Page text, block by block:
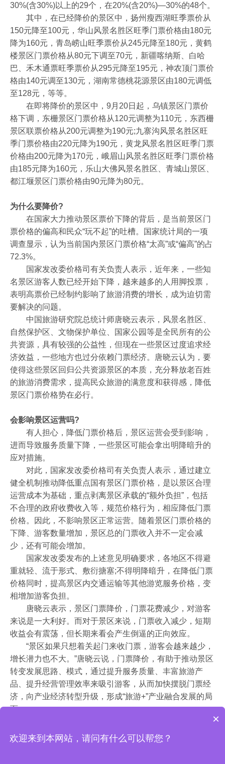
30%(含30%)以上的29个，在20%(含20%)—30%的48个。
其中，在已经降价的景区中，扬州瘦西湖旺季票价从
150元降至100元，华山风景名胜区旺季门票价格由180元
降为160元，青岛崂山旺季票价从245元降至180元，黄鹤
楼景区门票价格从80元下调至70元，新疆喀纳斯、白哈
巴、禾木通票旺季票价从295元降至195元，神农顶门票价
格由140元调至130元，湖南常德桃花源景区由180元调低
至128元，等等。
在即将降价的景区中，9月20日起，乌镇景区门票价
格下调，东栅景区门票价格从120元调整为110元，东西栅
景区联票价格从200元调整为190元;九寨沟风景名胜区旺
季门票价格由220元降为190元，黄龙风景名胜区旺季门票
价格由200元降为170元，峨眉山风景名胜区旺季门票价格
由185元降为160元，乐山大佛风景名胜区、青城山景区、
都江堰景区门票价格由90元降为80元。
为什么要降价?
在国家大力推动景区票价下降的背后，是当前景区门
票价格的偏高和民众“玩不起”的吐槽。国家统计局的一项
调查显示，认为当前国内景区门票价格“太高”或“偏高”的占
72.3%。
国家发改委价格司有关负责人表示，近年来，一些知
名景区游客人数已经开始下降，越来越多的人用脚投票，
表明高票价已经制约影响了旅游消费的增长，成为迫切需
要解决的问题。
中国旅游研究院总统计师唐晓云表示，风景名胜区、
自然保护区、文物保护单位、国家公园等是全民所有的公
共资源，具有较强的公益性，但现在一些景区过度追求经
济效益，一些地方也过分依赖门票经济。唐晓云认为，要
使得这些景区回归公共资源景区的本质，充分释放老百姓
的旅游消费需求，提高民众旅游的满意度和获得感，降低
景区门票价格势在必行。
会影响景区运营吗?
有人担心，降低门票价格后，景区运营会受到影响，
进而导致服务质量下降，一些景区可能会拿出明降暗升的
应对措施。
对此，国家发改委价格司有关负责人表示，通过建立
健全机制推动降低重点国有景区门票价格，是以景区合理
运营成本为基础，重点剥离景区承载的“额外负担”，包括
不合理的政府收费收入等，规范价格行为，相应降低门票
价格。因此，不影响景区正常运营。随着景区门票价格的
下降、游客数量增加，景区总的门票收入并不一定会减
少，还有可能会增加。
国家发改委发布的上述意见明确要求，各地区不得避
重就轻、流于形式、敷衍搪塞;不得明降暗升，在降低门票
价格同时，提高景区内交通运输等其他游览服务价格，变
相增加游客负担。
唐晓云表示，景区门票降价，门票花费减少，对游客
来说是一大利好。而对于景区来说，门票收入减少，短期
收益会有震荡，但长期来看会产生倒逼的正向效应。
“景区如果只想着关起门来收门票，游客会越来越少，
增长潜力也不大。”唐晓云说，门票降价，有助于推动景区
转变发展思路、模式，通过提升服务质量、丰富旅游产
品、提升经营管理效率来吸引游客，从而加快摆脱门票经
济，向产业经济转型升级，形成“旅游+”产业融合发展的局
面。
2017 智景游www.zhijingyou.comAll rights reserved.鄂ICP备16015595号
×
欢迎来到本网站，请问有什么可以帮您？